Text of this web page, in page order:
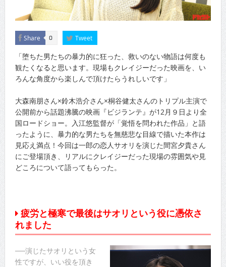
Share 0 Tweet
「堕ちた男たちの暴力的に狂った、救いのない物語は何度も
観たくなると思います。現場もクレイジーだった映画を、い
ろんな角度から楽しんで頂けたらうれしいです」
大森南朋さん×鈴木浩介さん×桐谷健太さんのトリプル主演で
公開前から話題沸騰の映画『ビジランテ』が12月９日より全
国ロードショー。入江悠監督が「覚悟を問われた作品」と語
ったように、暴力的な男たちを無慈悲な目線で描いた本作は
見応え満点！今回は一郎の恋人サオリを演じた間宮夕貴さん
にご登場頂き、リアルにクレイジーだった現場の雰囲気や見
どころについて語ってもらった。
疲労と極寒で最後はサオリという役に憑依さ
れました
──演じたサオリという女
性ですが、いい役を頂き